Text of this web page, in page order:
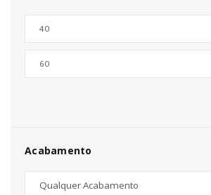
Acabamento